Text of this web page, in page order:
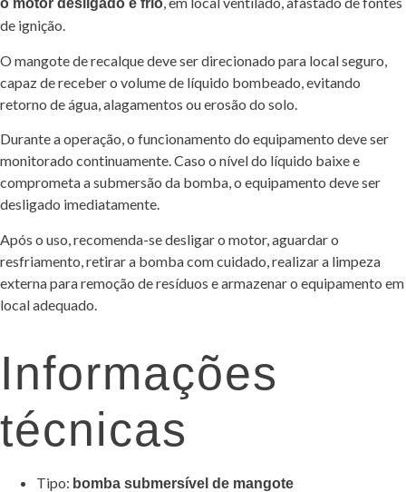
o motor desligado e frio
de ignição.
O mangote de recalque deve ser direcionado para local seguro,
capaz de receber o volume de líquido bombeado, evitando
retorno de água, alagamentos ou erosão do solo.
Durante a operação, o funcionamento do equipamento deve ser
monitorado continuamente. Caso o nível do líquido baixe e
comprometa a submersão da bomba, o equipamento deve ser
desligado imediatamente.
Após o uso, recomenda-se desligar o motor, aguardar o
resfriamento, retirar a bomba com cuidado, realizar a limpeza
externa para remoção de resíduos e armazenar o equipamento em
local adequado.
Informações
técnicas
Tipo: bomba submersível de mangote